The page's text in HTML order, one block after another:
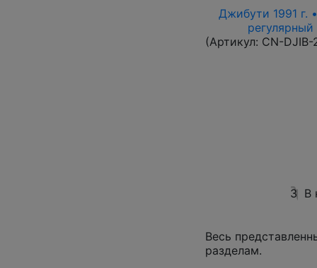
Джибути 1991 г.
(Артикул: CN-DJIB-
3 В
Весь
разделам.